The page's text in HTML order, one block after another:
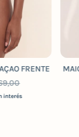
FRENTE
interés